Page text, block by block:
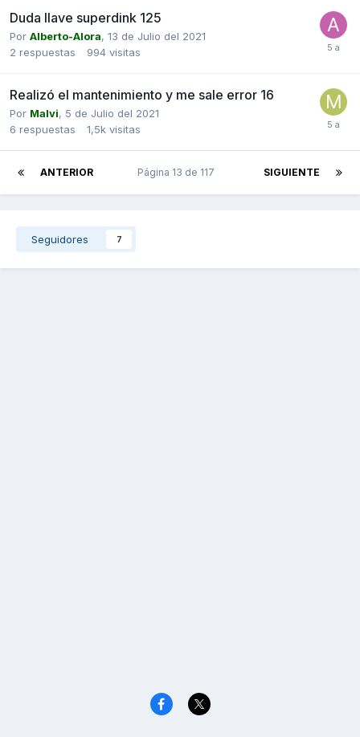
Duda llave superdink 125
Por Alberto-AIora, 13 de Julio del 2021
2 respuestas 994 visitas
Realizó el mantenimiento y me sale error 16
Por Malvi, 5 de Julio del 2021
6 respuestas 1,5k visitas
ANTERIOR SIGUIENTE
Página 13 de 117
Seguidores 7